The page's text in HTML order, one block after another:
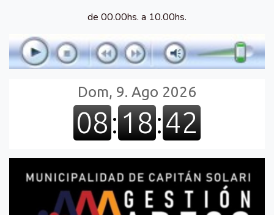
de 00.00hs. a 10.00hs.